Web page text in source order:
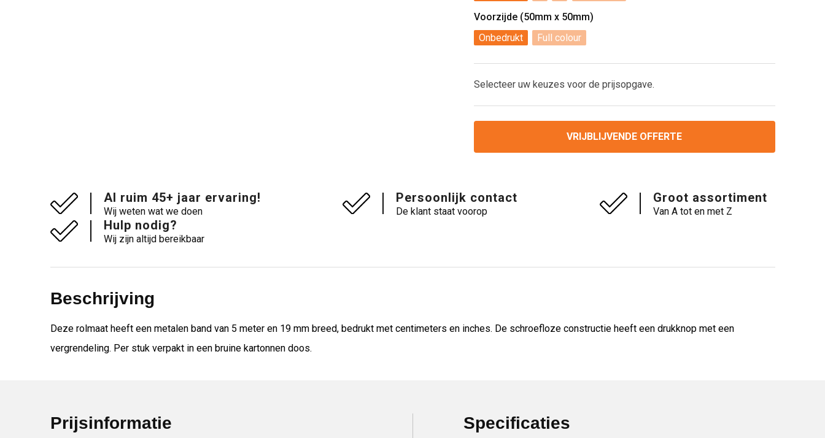
Voorzijde (50mm x 50mm)
Onbedrukt
Full colour
Selecteer uw keuzes voor de prijsopgave.
VRIJBLIJVENDE OFFERTE
Al ruim 45+ jaar ervaring!
Wij weten wat we doen
Persoonlijk contact
De klant staat voorop
Groot assortiment
Van A tot en met Z
Hulp nodig?
Wij zijn altijd bereikbaar
Beschrijving
Deze rolmaat heeft een metalen band van 5 meter en 19 mm breed, bedrukt met centimeters en inches. De schroefloze constructie heeft een drukknop met een
vergrendeling. Per stuk verpakt in een bruine kartonnen doos.
Prijsinformatie Specificaties